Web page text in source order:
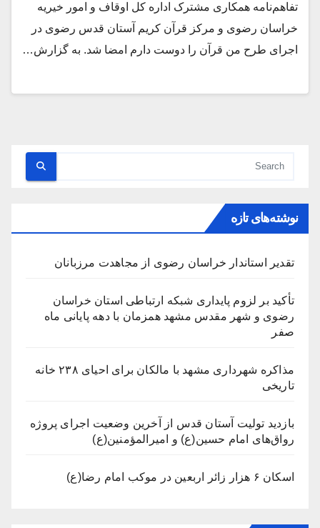
تفاهم‌نامه همکاری مشترک اداره کل اوقاف و امور خیریه
خراسان رضوی و مرکز قرآن کریم آستان قدس رضوی در
اجرای طرح من قرآن را دوست دارم امضا شد. به گزارش…
نوشته‌های تازه
تقدیر استاندار خراسان رضوی از مجاهدت مرزبانان
تأکید بر لزوم پایداری شبکه ارتباطی استان خراسان
رضوی و شهر مقدس مشهد همزمان با دهه پایانی ماه
صفر
مذاکره شهرداری مشهد با مالکان برای احیای ۲۳۸ خانه
تاریخی
بازدید تولیت آستان قدس از آخرین وضعیت اجرای پروژه
رواق‌های امام حسین(ع) و امیرالمؤمنین(ع)
اسکان ۶ هزار زائر اربعین در موکب امام رضا(ع)